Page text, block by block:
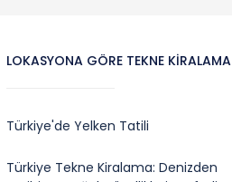
LOKASYONA GÖRE TEKNE KIRALAMA
Türkiye'de Yelken Tatili
Türkiye Tekne Kiralama: Denizden